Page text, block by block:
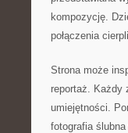
kompozycję.
połączenia
Strona może
reportaż. Każdy
umiejętności.
fotografia